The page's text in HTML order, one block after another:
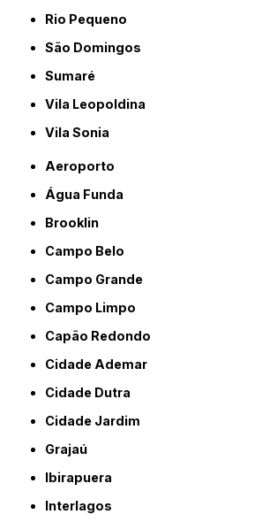
Rio Pequeno
São Domingos
Sumaré
Vila Leopoldina
Vila Sonia
Aeroporto
Água Funda
Brooklin
Campo Belo
Campo Grande
Campo Limpo
Capão Redondo
Cidade Ademar
Cidade Dutra
Cidade Jardim
Grajaú
Ibirapuera
Interlagos